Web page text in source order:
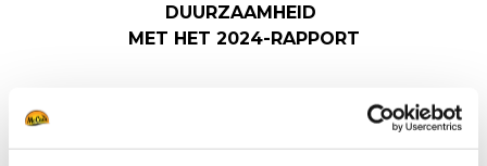
DUURZAAMHEID
MET HET 2024-RAPPORT
REGENERATIEVE LANDBOUW